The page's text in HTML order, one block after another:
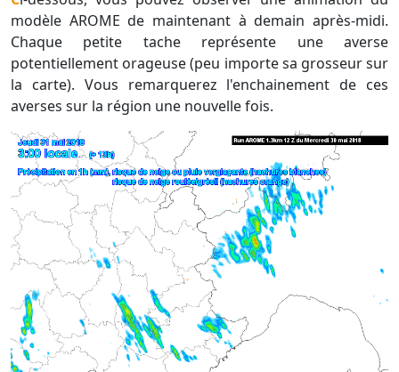
modèle AROME de maintenant à demain après-midi.
Chaque petite tache représente une averse
potentiellement orageuse (peu importe sa grosseur sur
la carte). Vous remarquerez l'enchainement de ces
averses sur la région une nouvelle fois.